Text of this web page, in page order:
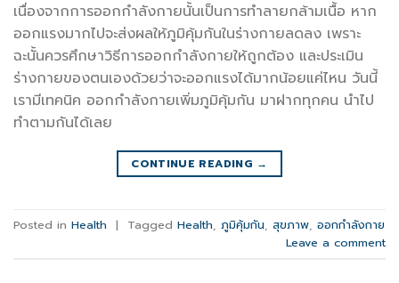
เนื่องจากการออกกำลังกายนั้นเป็นการทำลายกล้ามเนื้อ หาก
ออกแรงมากไปจะส่งผลให้ภูมิคุ้มกันในร่างกายลดลง เพราะ
ฉะนั้นควรศึกษาวิธีการออกกำลังกายให้ถูกต้อง และประเมิน
ร่างกายของตนเองด้วยว่าจะออกแรงได้มากน้อยแค่ไหน วันนี้
เรามีเทคนิค ออกกำลังกายเพิ่มภูมิคุ้มกัน มาฝากทุกคน นำไป
ทำตามกันได้เลย
CONTINUE READING →
Posted in Health | Tagged Health ภูมิคุ้มกัน สุขภาพ ออกกำลังกาย
Leave a comment